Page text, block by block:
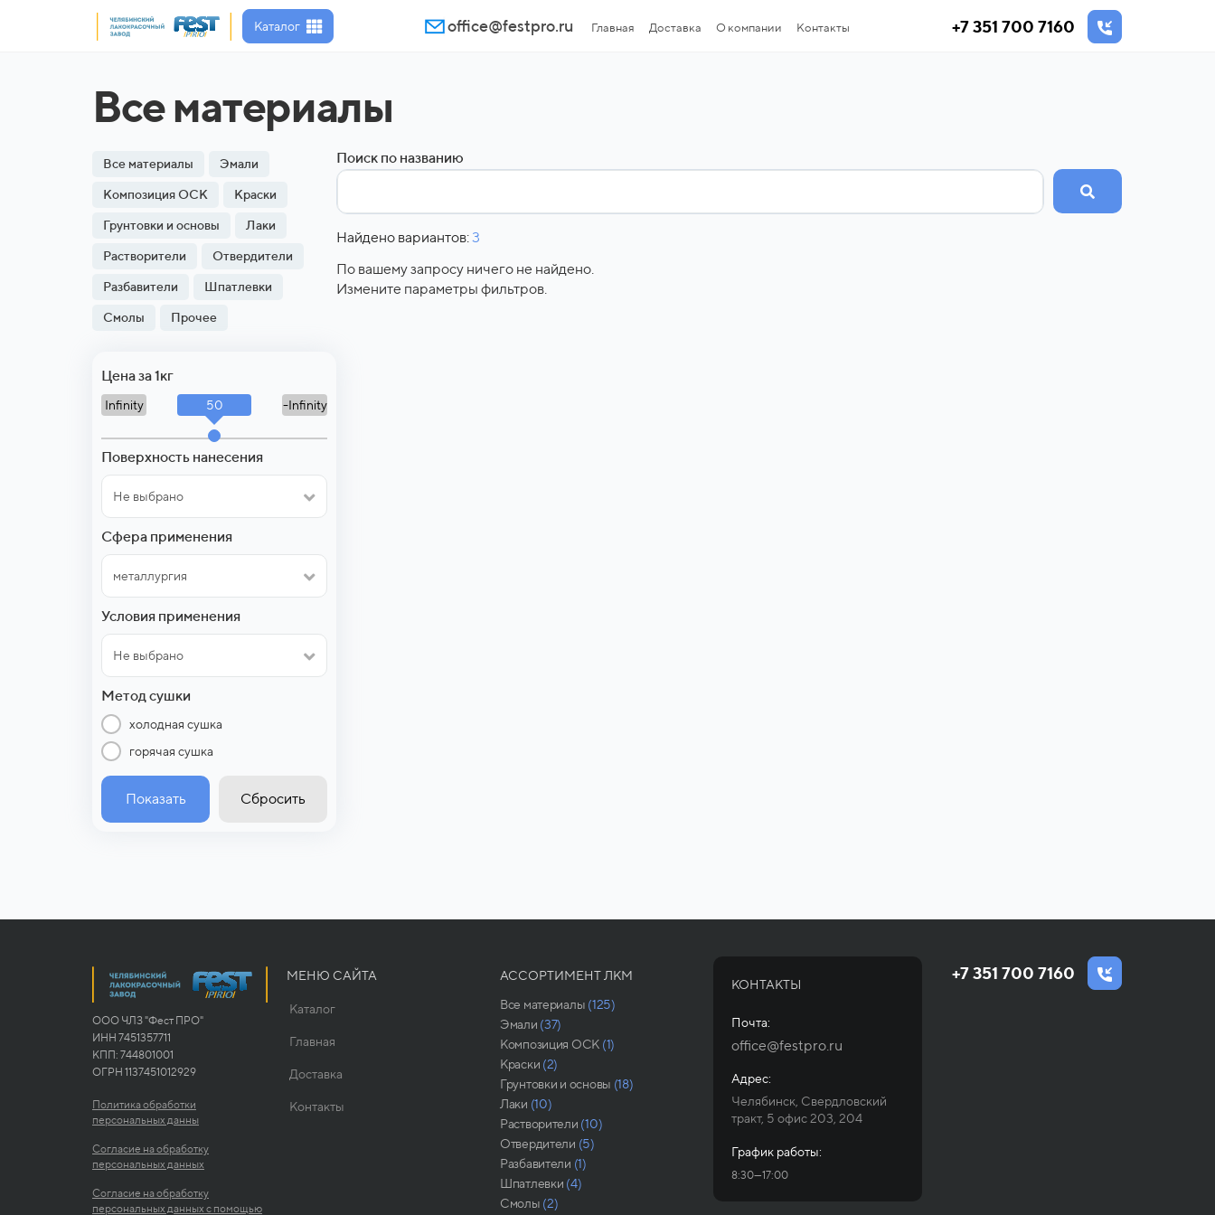
Каталог office@festpro.ru Главная Доставка О компании Контакты +7 351 700 7160
Все материалы
Все материалы Эмали
Композиция ОСК Краски
Грунтовки и основы Лаки
Растворители Отвердители
Разбавители Шпатлевки
Смолы Прочее
Цена за 1кг
Infinity 50 -Infinity
Поверхность нанесения
Не выбрано
Сфера применения
металлургия
Условия применения
Не выбрано
Метод сушки
холодная сушка
горячая сушка
Показать Сбросить
Поиск по названию
Найдено вариантов:3
По вашему запросу ничего не найдено.
Измените параметры фильтров.
ООО ЧЛЗ "Фест ПРО"
ИНН 7451357711
КПП: 744801001
ОГРН 1137451012929
Политика обработки
персональных данны
Согласие на обработку
персональных данных
Согласие на обработку
персональных данных с помощью
МЕНЮ САЙТА
Каталог
Главная
Доставка
Контакты
АССОРТИМЕНТ ЛКМ
Все материалы (125)
Эмали (37)
Композиция ОСК (1)
Краски (2)
Грунтовки и основы (18)
Лаки (10)
Растворители (10)
Отвердители (5)
Разбавители (1)
Шпатлевки (4)
Смолы (2)
КОНТАКТЫ
Почта:
office@festpro.ru
Адрес:
Челябинск, Свердловский
тракт, 5 офис 203, 204
График работы:
8:30—17:00
+7 351 700 7160